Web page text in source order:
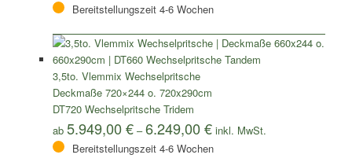
Bereitstellungszeit 4-6 Wochen
3,5to. Vlemmix Wechselpritsche
Deckmaße 720×244 o. 720x290cm
DT720 Wechselpritsche Tridem
ab 5.949,00€–6.249,00€
Bereitstellungszeit 4-6 Wochen